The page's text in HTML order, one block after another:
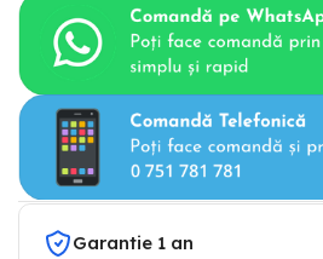
Garantie 1 an